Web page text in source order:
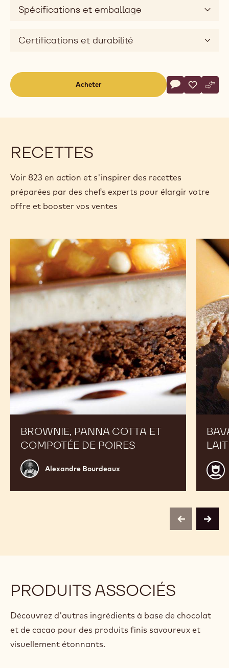
o
Spécifications et emballage
Certifications et durabilité
Acheter
Actions
Écrire un
- 823- 823- 823
RECETTES
Voir 823 en action et s'inspirer des recettes
préparées par des chefs experts pour élargir votre
offre et booster vos ventes
BROWNIE, PANNA COTTA ET
COMPOTÉE DE POIRES
Alexandre
Bourdeaux
Alexandre Bourdeaux
Brownie,
panna
cotta
et
compotée
LAIT
previousnext
PRODUITS ASSOCIÉS
Découvrez d'autres ingrédients à base de chocolat
et de cacao pour des produits finis savoureux et
visuellement étonnants.